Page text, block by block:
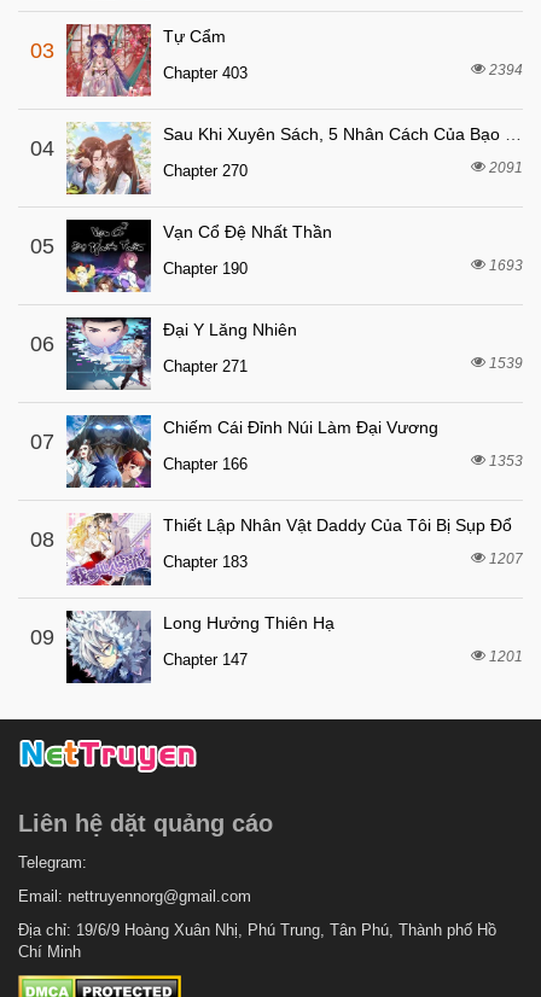
Chapter 76
Chapter 75
Chapter 74 6 tháng trước
Chapter 73 6 tháng trước
Chapter 72
Chapter 71 6 tháng trước
Chapter 70
Chapter 69 6 tháng trước
Chapter 68
Chapter 67
Chapter 66 6 tháng trước
Chapter 65
Chapter 64 6 tháng trước
Chapter 63
Chapter 62
Chapter 61 6 tháng trước
Chapter 60
Chapter 58
Chapter 56 6 tháng trước
Chapter 55
Chapter 54
Chapter 53 6 tháng trước
Chapter 52
03
Tự Cẩm
Chapter 403 2394
04
Chapter 270 2091
05
Vạn Cổ Đệ Nhất Thần
Chapter 190 1693
06
Đại Y Lăng Nhiên
Chapter 271 1539
07
Chiếm Cái Đỉnh Núi Làm Đại Vương
Chapter 166 1353
08
Thiết Lập Nhân Vật Daddy Của Tôi Bị Sụp Đổ
Chapter 183 1207
09
Long Hưởng Thiên Hạ
Chapter 147 1201
Liên hệ dặt quảng cáo
Telegram:
Email: nettruyennorg@gmail.com
Địa chỉ: 19/6/9 Hoàng Xuân Nhị, Phú Trung, Tân Phú, Thành phố Hồ
Chí Minh